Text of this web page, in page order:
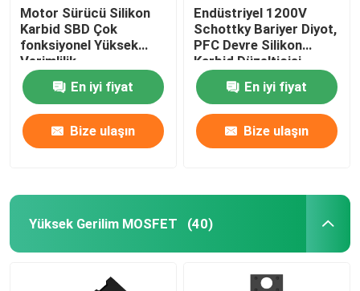
Motor Sürücü Silikon
Karbid SBD Çok
fonksiyonel Yüksek
Verimlilik
En iyi fiyat
Bize ulaşın
Endüstriyel 1200V
Schottky Bariyer Diyot,
PFC Devre Silikon
Karbid Düzelticisi
En iyi fiyat
Bize ulaşın
Yüksek Gerilim MOSFET (40)